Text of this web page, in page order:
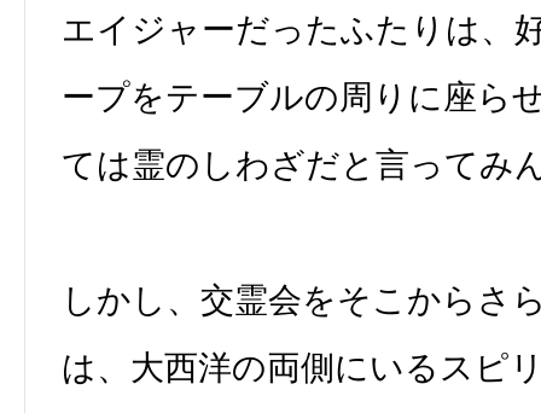
エイジャーだったふたりは、
ープをテーブルの周りに座ら
ては霊のしわざだと言ってみ
しかし、交霊会をそこからさ
は、大西洋の両側にいるスピ